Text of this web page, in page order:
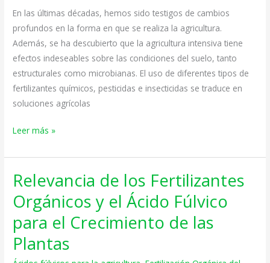
En las últimas décadas, hemos sido testigos de cambios
profundos en la forma en que se realiza la agricultura.
Además, se ha descubierto que la agricultura intensiva tiene
efectos indeseables sobre las condiciones del suelo, tanto
estructurales como microbianas. El uso de diferentes tipos de
fertilizantes químicos, pesticidas e insecticidas se traduce en
soluciones agrícolas
agricultura
y
la
industria
agrícola
Leer más »
Relevancia de los Fertilizantes
Orgánicos y el Ácido Fúlvico
para el Crecimiento de las
Plantas
Relevancia
los
Fertilizantes
Orgánicos
y